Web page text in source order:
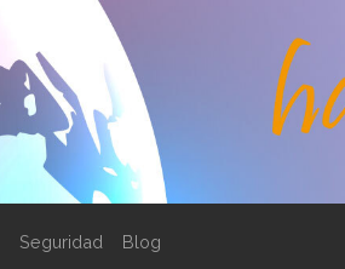
Seguridad Blog